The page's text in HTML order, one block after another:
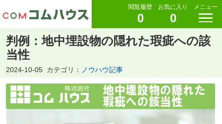
閲覧履歴
0
お気に入り
0
メニュー
判例：地中埋設物の隠れた瑕疵への該
当性
2024-10-05 カテゴリ： ノウハウ記事